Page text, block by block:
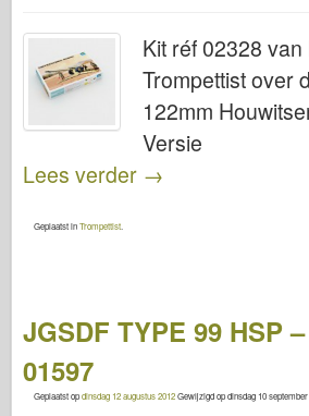
Kit réf 02328
Trompettist over
122mm
Versie
Lees verder →
Geplaatst inTrompettist
JGSDF TYPE 99 HSP
01597
Geplaatst opdinsdag 12 augustus 2012Gewijzigd opdinsdag 10